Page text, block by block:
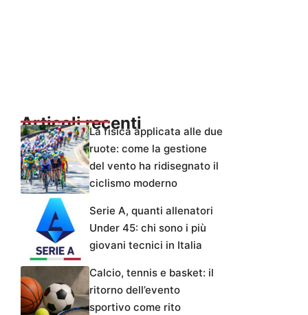
Articoli recentiLa fisica applicata alle due
ruote: come la gestione
del vento ha ridisegnato il
ciclismo moderno
Serie A, quanti allenatori
Under 45: chi sono i più
giovani tecnici in Italia
Calcio, tennis e basket: il
ritorno dell’evento
sportivo come rito